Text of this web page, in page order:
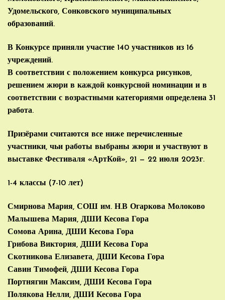
Удомельского, Сонковского муниципальных
образований.
В Конкурсе приняли участие 140 участников из 16
учреждений.
В соответствии с положением конкурса рисунков,
решением жюри в каждой конкурсной номинации и в
соответствии с возрастными категориями определена 31
работа.
Призёрами считаются все ниже перечисленные
участники, чьи работы выбраны жюри и участвуют в
выставке Фестиваля «АртКой», 21 — 22 июля 2023г.
1-4 классы (7-10 лет)
Смирнова Мария, СОШ им. Н.В Огаркова Молоково
Малышева Мария, ДШИ Кесова Гора
Сомова Арина, ДШИ Кесова Гора
Грибова Виктория, ДШИ Кесова Гора
Скотникова Елизавета, ДШИ Кесова Гора
Савин Тимофей, ДШИ Кесова Гора
Портнягин Максим, ДШИ Кесова Гора
Полякова Нелли, ДШИ Кесова Гора